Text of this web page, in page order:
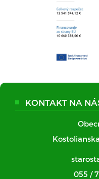
KONTAKT NA
055 /